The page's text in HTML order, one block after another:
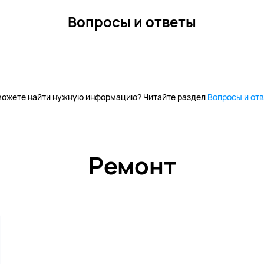
Вопросы и ответы
найти нужную информацию? Читайте раздел Вопросы и
Ремонт